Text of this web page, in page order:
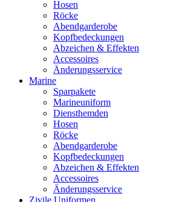
Hosen
Röcke
Abendgarderobe
Kopfbedeckungen
Abzeichen & Effekten
Accessoires
Änderungsservice
Marine
Sparpakete
Marineuniform
Diensthemden
Hosen
Röcke
Abendgarderobe
Kopfbedeckungen
Abzeichen & Effekten
Accessoires
Änderungsservice
Zivile Uniformen